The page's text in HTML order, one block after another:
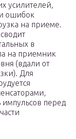
усилителей,
ошибок
на приеме.
в
на приемник
(вдали от
Для
перед